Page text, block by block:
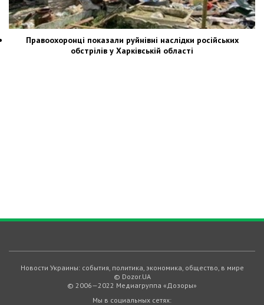
Правоохоронці показали руйнівні наслідки російських
обстрілів у Харківській області
Новости Украины: события, политика, экономика, общество, в мире
© Dozor.UA
© 2006—2022 Медиагруппа «Дозоры»
Мы в социальных сетях: